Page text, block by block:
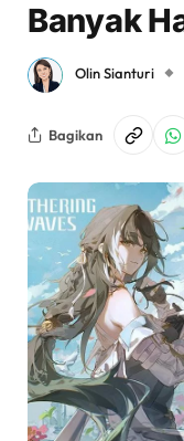
Banyak
Olin Sianturi
Bagikan